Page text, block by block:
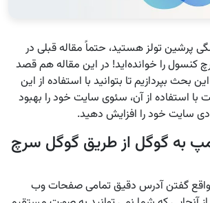
پرشین تولز هستید، حتماً مقاله قبلی در
کنسول را خوانده‌اید! در این مقاله هم قصد
بحث بپردازیم تا بتوانید با استفاده از این
با استفاده از آن، سئوی سایت خود را بهبود
سایت خود را افزایش دهید.
به گوگل از طریق گوگل سرچ
گفتن آدرس دقیق تمامی صفحات وب